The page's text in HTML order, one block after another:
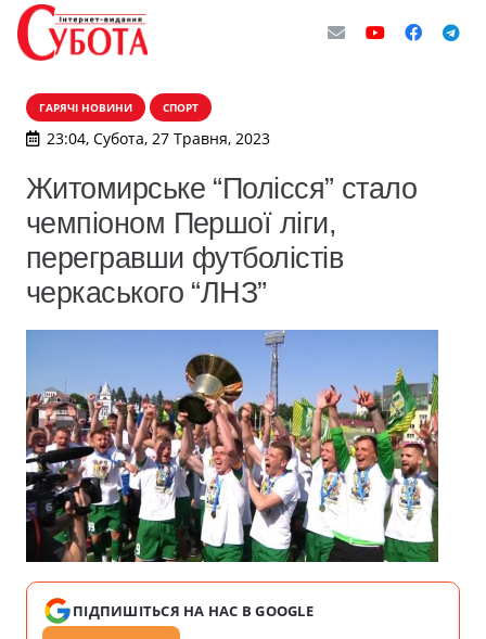
ГАРЯЧІ НОВИНИ СПОРТ
23:04, Субота, 27 Травня, 2023
Житомирське “Полісся” стало
чемпіоном Першої ліги,
перегравши футболістів
черкаського “ЛНЗ”
ПІДПИШІТЬСЯ НА НАС В GOOGLE